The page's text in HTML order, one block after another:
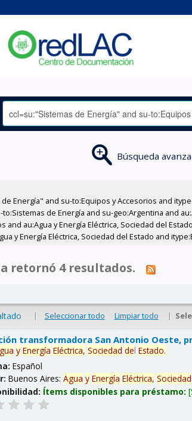
Búsqueda
Energía" and su-to:Equipos y Accesorios and
de Energía and su-geo:Argentina and
and au:Agua y Energía Eléctrica, Sociedad del
y Energía Eléctrica, Sociedad del Estado and
retornó 4 resultados.
| Seleccionar todo Limpiar todo |
transformadora San Antonio Oeste,
y Energía Eléctrica, Sociedad delEstado.
Español
Buenos Aires:Agua y Energía Eléctrica, Sociedad
Ítems disponibles para préstamo: